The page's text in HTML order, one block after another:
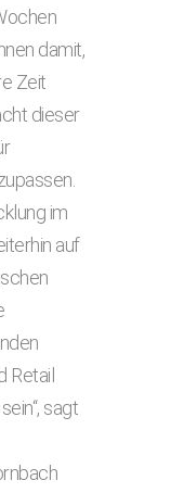
damit,
Zeit
dieser
im
auf
Retail
sagt